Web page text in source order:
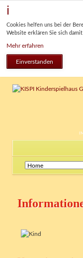
Cookies helfen uns bei der
Website erklären Sie sich
Mehr erfahren
Einverstanden
Navigation
überspringen